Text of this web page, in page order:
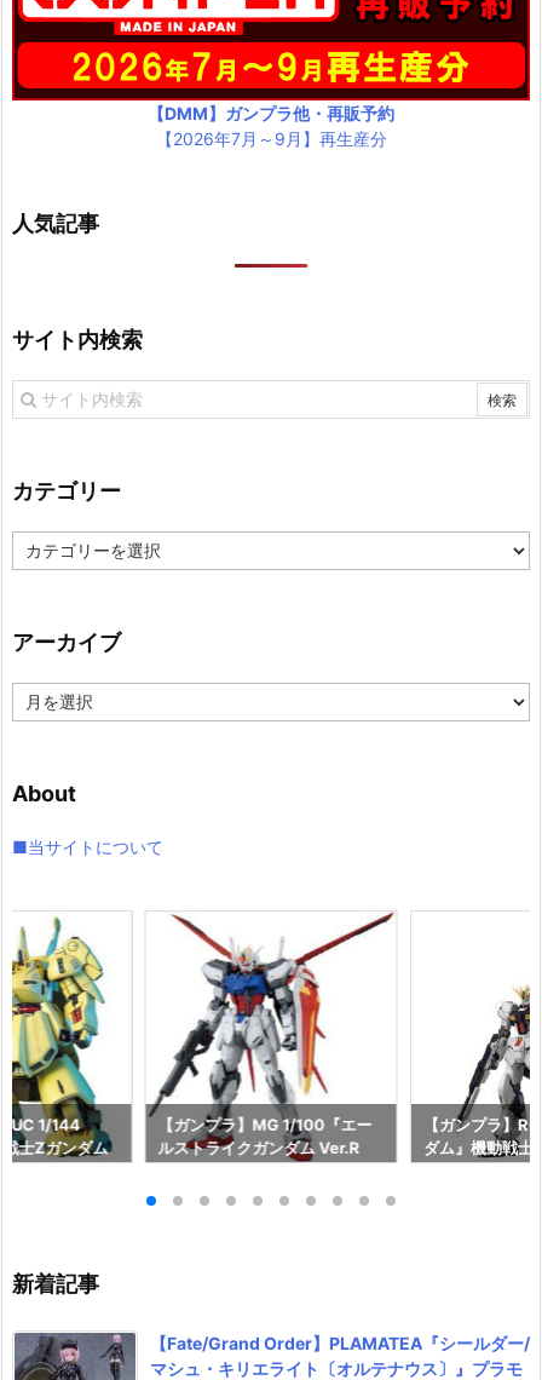
【DMM】ガンプラ他・再販予約
【2026年7月～9月】再生産分
人気記事
サイト内検索
カテゴリー
テ
ー
アーカイブ
ー
ブ
About
■当サイトについて
1/144
士Zガンダム
【ガンプラ】MG 1/100『エー
ルストライクガンダム Ver.R
ラモデル予約【バンダイ】より
【ガンプラ】
ダム』機動戦士
新着記事
【Fate/Grand Order】PLAMATEA『シールダー/
マシュ・キリエライト〔オルテナウス〕』プラモ